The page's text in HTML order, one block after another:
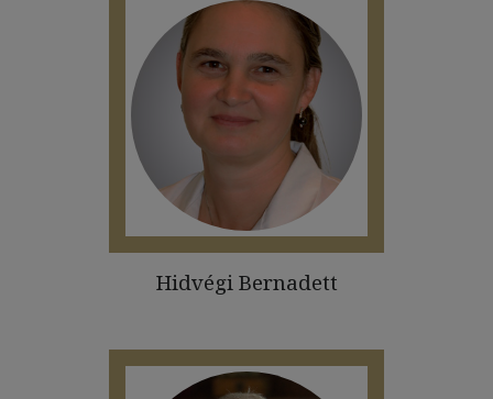
Hidvégi Bernadett